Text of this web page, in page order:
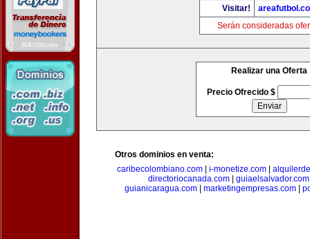
Visitar!
Serán consideradas
Realizar una Oferta
Precio Ofrecido $
Otros dominios en venta:
caribecolombiano.com
i-monetize.com
directoriocanada.com
guiaelsalvador.com
guianicaragua.com
marketingempresas.com